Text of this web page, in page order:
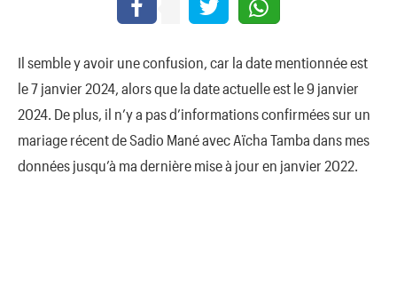
Il semble y avoir une confusion, car la date mentionnée est
le 7 janvier 2024, alors que la date actuelle est le 9 janvier
2024. De plus, il n’y a pas d’informations confirmées sur un
mariage récent de Sadio Mané avec Aïcha Tamba dans mes
données jusqu’à ma dernière mise à jour en janvier 2022.